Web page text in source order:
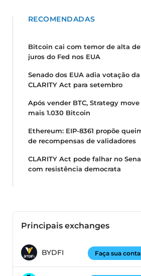
RECOMENDADAS
Bitcoin cai com temor de alta de
juros do Fed nos EUA
Senado dos EUA adia votação da
CLARITY Act para setembro
Após vender BTC, Strategy move
mais 1.030 Bitcoin
Ethereum: EIP-8361 propõe
de recompensas de validadores
CLARITY Act pode falhar no
com resistência democrata
Principais exchanges
BYDFI Faça sua conta